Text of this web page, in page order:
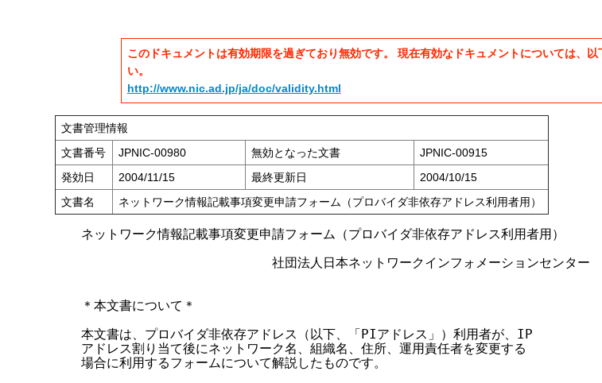
このドキュメントは有効期限を過ぎており無効です。 現在有効なドキュメントについては、以
い。
http://www.nic.ad.jp/ja/doc/validity.html
文書管理情報
文書番号
JPNIC-00980 無効となった文書
JPNIC-00915
発効日
2004/11/15 最終更新日
2004/10/15
文書名
ネットワーク情報記載事項変更申請フォーム（プロバイダ非依存アドレス利用者用）
ネットワーク情報記載事項変更申請フォーム（プロバイダ非依存アドレス利用者用）
                        社団法人日本ネットワークインフォメーションセンター
＊本文書について＊
本文書は、プロバイダ非依存アドレス（以下、「PIアドレス」）利用者が、IP
アドレス割り当て後にネットワーク名、組織名、住所、運用責任者を変更する
場合に利用するフォームについて解説したものです。